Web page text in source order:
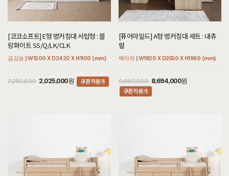
[코코소프트] E형 벙커침대 서랍형 : 블
랑화이트 SS/Q/LK/CLK
금강송 | W1200 X D2420 X H1100 (mm)
2,250,000 2,025,000원 쿠폰적용가
[퓨어마일드] A형 벙커침대 세트 : 내츄
럴
백자작 | W1820 X D2550 X H1960 (mm)
9,660,000 8,694,000원
쿠폰적용가